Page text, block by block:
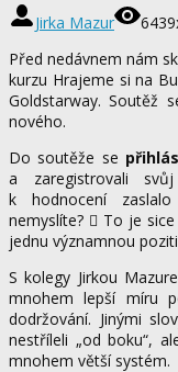
Jirka Mazur
Před nedávnem nám
kurzu Hrajeme si na
Goldstarway. Soutěž
nového.
Do soutěže se
a zaregistrovali
k hodnocení
nemyslíte? ￿ To je
jednu významnou
S kolegy Jirkou
mnohem lepší míru
dodržování. Jinými
nestříleli „od boku“,
mnohem větší systém.